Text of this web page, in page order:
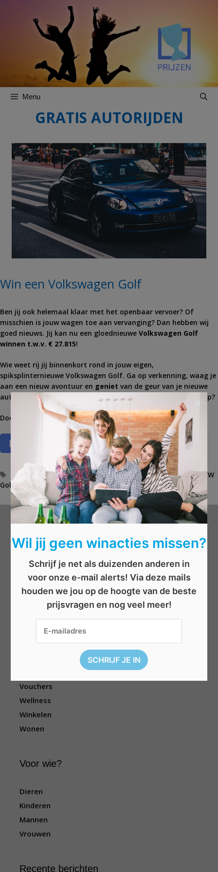
Menu
GRATIS AUTORIJDEN
Win een Volkswagen Golf
Ben jij ook helemaal klaar met het openbaar vervoer? Of
misschien is jouw wagen toe aan vervanging? Dan hebben wij
goed nieuws. Jij kan nu een gloednieuwe Volkswagen Golf
winnen t.w.v. € 27.815!
Wie weet rij jij binnenkort rond in jouw eigen,
spiksplinternieuwe Volkswagen Golf. Ga op verkenning, waag je
aan een nieuw avontuur en geniet van de geur van je nieuwe
auto.
Deelname gratis , dus waar wacht je nog op?
Doe mee en wie weet ben jij dewinnaar.
T
a
g
s
auto autorijden,car,gratis autorijden ,volkswagen VW
VW
Golf , wedstrijd win
Beauty
Boeken
Elektronica
Eten/drinken
Kleding
Reizen
Vouchers
Wellness
Winkelen
Wonen
Voor wie?
Dieren
Kinderen
Mannen
Vrouwen
Recente berichten
Wil jij geen winacties missen?
Schrijf je net als duizenden anderen in
voor onze e-mail alerts! Via deze mails
houden we jou op de hoogte van de beste
prijsvragen en nog veel meer!